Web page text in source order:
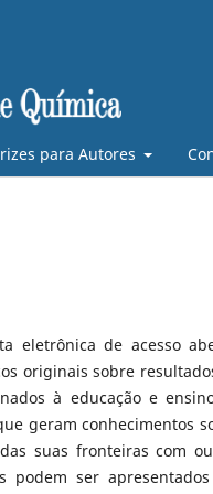
para Autores
eletrônica de acesso
originais sobre
à educação e
geram conhecimentos
suas fronteiras com
podem ser